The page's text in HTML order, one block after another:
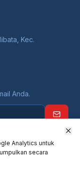
Kec.
Anda.
Analytics untuk
secara